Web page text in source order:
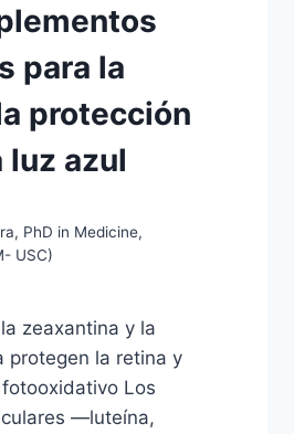
para la
protección
luz azul
PhD in Medicine,
USC)
zeaxantina y la
protegen la retina y
Los
—luteína,